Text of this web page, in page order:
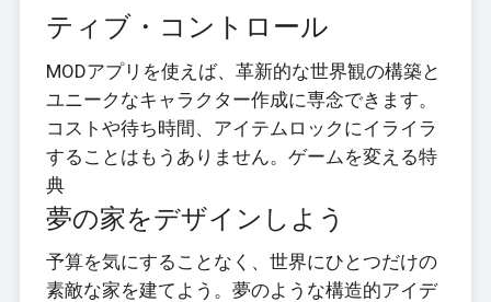
ティブ・コントロール
MODアプリを使えば、革新的な世界観の構築と
ユニークなキャラクター作成に専念できます。
コストや待ち時間、アイテムロックにイライラ
することはもうありません。ゲームを変える特
典
夢の家をデザインしよう
予算を気にすることなく、世界にひとつだけの
素敵な家を建てよう。夢のような構造的アイデ